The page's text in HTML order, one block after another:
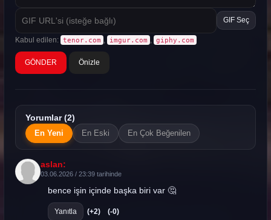
GIF Seç
Kabul edilen: tenor.com imgur.com giphy.com
Önizle
Yorumlar (2)
En Yeni En Eski En Çok Beğenilen
aslan:
03.06.2026 / 23:39 tarihinde
bence işin içinde başka biri var 🤔
Yanıtla (+2) (-0)